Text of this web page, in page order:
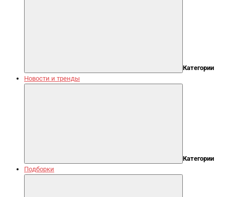
Категории
Новости и тренды
Категории
Подборки